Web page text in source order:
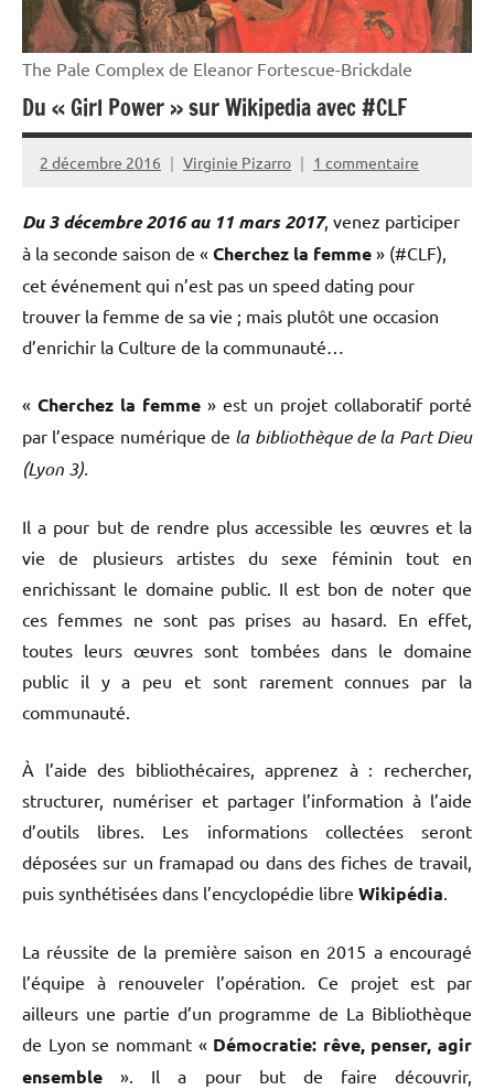
The Pale Complex de Eleanor Fortescue-Brickdale
Du « Girl Power » sur Wikipedia avec #CLF
2 décembre 2016 Virginie Pizarro 1 commentaire
Du 3 décembre 2016 au 11 mars 2017, venez participer
à la seconde saison de « Cherchez la femme » (#CLF),
cet événement qui n’est pas un speed dating pour
trouver la femme de sa vie ; mais plutôt une occasion
d’enrichir la Culture de la communauté…
« Cherchez la femme » est un projet collaboratif porté
par l’espace numérique de la bibliothèque de la Part Dieu
(Lyon 3).
Il a pour but de rendre plus accessible les œuvres et la
vie de plusieurs artistes du sexe féminin tout en
enrichissant le domaine public. Il est bon de noter que
ces femmes ne sont pas prises au hasard. En effet,
toutes leurs œuvres sont tombées dans le domaine
public il y a peu et sont rarement connues par la
communauté.
À l’aide des bibliothécaires, apprenez à : rechercher,
structurer, numériser et partager l’information à l’aide
d’outils libres. Les informations collectées seront
déposées sur un framapad ou dans des fiches de travail,
puis synthétisées dans l’encyclopédie libre Wikipédia.
La réussite de la première saison en 2015 a encouragé
l’équipe à renouveler l’opération. Ce projet est par
ailleurs une partie d’un programme de La Bibliothèque
de Lyon se nommant « Démocratie: rêve, penser, agir
ensemble ». Il a pour but de faire découvrir,